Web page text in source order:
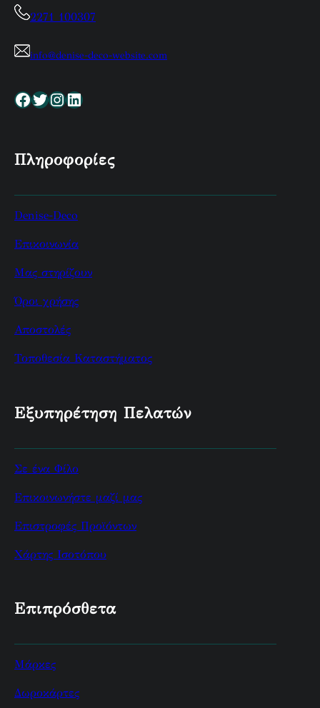
2271 100307
info@denise-deco-website.com
Facebook Twitter InstagramLinkedin
Πληροφορίες
Denise-Deco
Επικοινωνία
Μας στηρίζουν
Όροι χρήσης
Αποστολές
Τοποθεσία Καταστήματος
Εξυπηρέτηση Πελατών
Σε ένα Φίλο
Επικοινωνήστε μαζί μας
Επιστροφές Προϊόντων
Χάρτης Ισοτόπου
Επιπρόσθετα
Μάρκες
Δωροκάρτες